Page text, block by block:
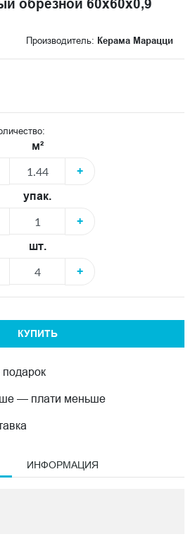
обрезной 60x60x0,9
Производитель: Керама Марацци
м²
+
упак.
+
шт.
+
КУПИТЬ
подарок
— плати меньше
ИНФОРМАЦИЯ